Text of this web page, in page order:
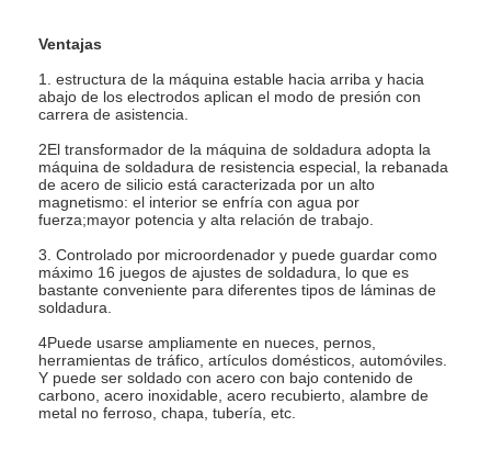
Control de Calidad
Contacto
Todos los casos
Habla Ahora.
baidu
Máquina portátil de la soldadura por puntos
Máquina de soldadura por puntos estacionaria
Ventajas
1. estructura de la máquina estable hacia arriba y hacia
abajo de los electrodos aplican el modo de presión con
carrera de asistencia.
2El transformador de la máquina de soldadura adopta la
máquina de soldadura de resistencia especial, la rebanada
de acero de silicio está caracterizada por un alto
magnetismo: el interior se enfría con agua por
fuerza;mayor potencia y alta relación de trabajo.
3. Controlado por microordenador y puede guardar como
máximo 16 juegos de ajustes de soldadura, lo que es
bastante conveniente para diferentes tipos de láminas de
soldadura.
4Puede usarse ampliamente en nueces, pernos,
herramientas de tráfico, artículos domésticos, automóviles.
Y puede ser soldado con acero con bajo contenido de
carbono, acero inoxidable, acero recubierto, alambre de
metal no ferroso, chapa, tubería, etc.